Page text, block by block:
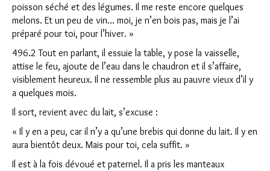
poisson séché et des légumes. Il me reste encore quelques
melons. Et un peu de vin… moi, je n’en bois pas, mais je l’ai
préparé pour toi, pour l’hiver. »
496.2 Tout en parlant, il essuie la table, y pose la vaisselle,
attise le feu, ajoute de l’eau dans le chaudron et il s’affaire,
visiblement heureux. Il ne ressemble plus au pauvre vieux d’il y
a quelques mois.
Il sort, revient avec du lait, s’excuse :
« Il y en a peu, car il n’y a qu’une brebis qui donne du lait. Il y en
aura bientôt deux. Mais pour toi, cela suffit. »
Il est à la fois dévoué et paternel. Il a pris les manteaux